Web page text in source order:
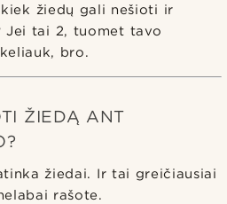
žiedų gali nešioti ir
Jei tai 2, tuomet tavo
bro.
ŽIEDĄ ANT
žiedai. Ir tai greičiausiai
rašote.